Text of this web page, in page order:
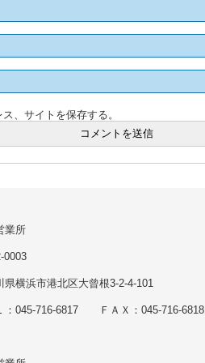
、サイトを保存する。
業所
0003
県横浜市港北区大曾根3-2-4-101
：045-716-6817 ＦＡＸ：045-716-6818